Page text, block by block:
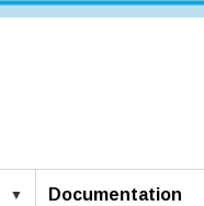
Documentation